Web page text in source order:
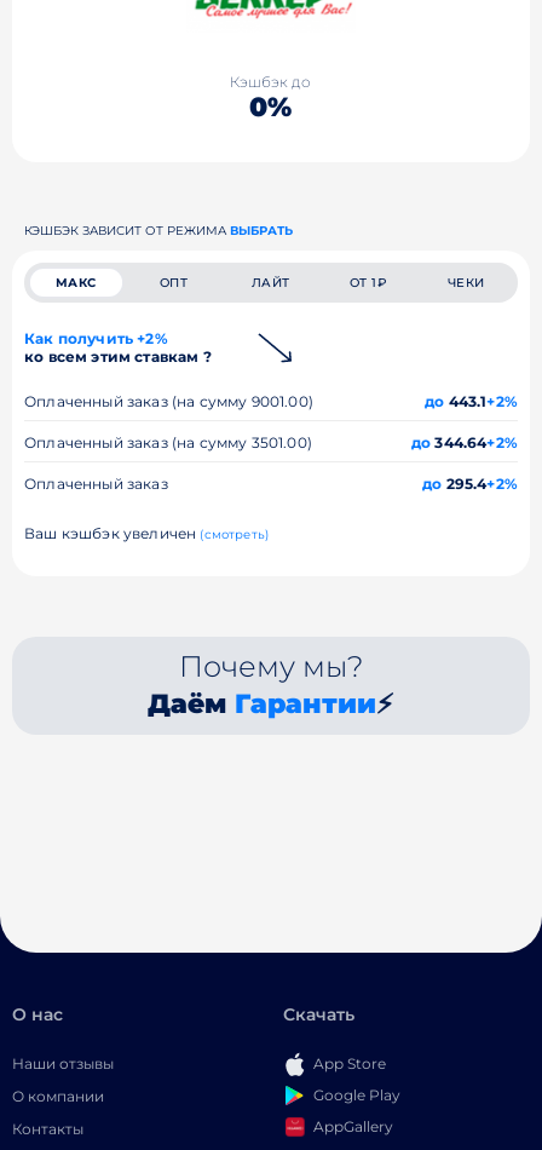
Кэшбэк до
0%
КЭШБЭК ЗАВИСИТ ОТ РЕЖИМА ВЫБРАТЬ
МАКС ОПТ ЛАЙТ ОТ 1₽ ЧЕКИ
Как получить +2%
ко всем этим ставкам ?
Оплаченный заказ (на сумму 9001.00) до 443.1+2%
Оплаченный заказ (на сумму 3501.00) до 344.64+2%
Оплаченный заказ до 295.4+2%
Ваш кэшбэк увеличен (смотреть)
Почему мы?
Даём Гарантии⚡
О нас
Наши отзывы
О компании
Контакты
Скачать
App Store
Google Play
AppGallery